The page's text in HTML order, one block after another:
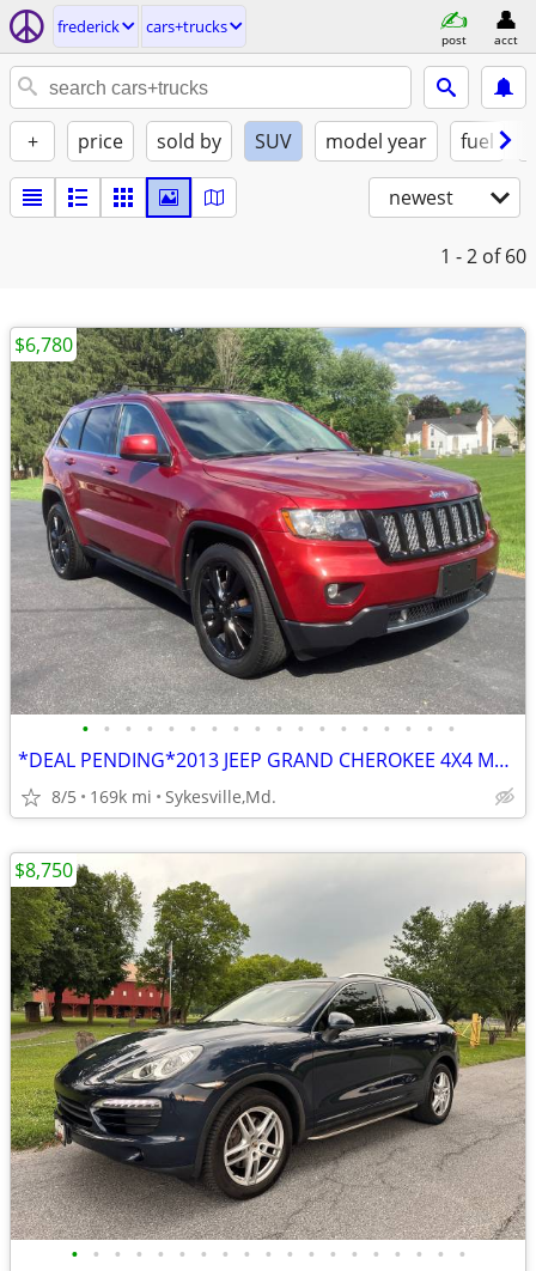
frederick cars+trucks
post acct
+ price sold by SUV model year fuel
newest
1 - 2 of 60
• • • • • • • • • • • • • • • • • •
*DEAL PENDING*2013 JEEP GRAND CHEROKEE 4X4 MD INSPECTED
8/5 169k mi Sykesville,Md.
$6,780
• • • • • • • • • • • • • • • • • • •
$8,750